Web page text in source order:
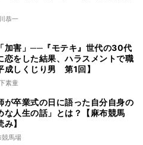
恭一
加害」──『モテキ』世代の30代
恋をした結果、ハラスメントで職
成しくじり男 第1回】
素童
が卒業式の日に語った自分自身の
な人生の話」とは？【麻布競馬
】
競馬場